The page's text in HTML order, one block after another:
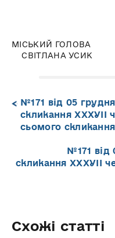
СВІТЛАНА УСИК
№171 від 05
скликання ХХХУІІ
сьомого
№171 від
скликання ХХХУІІ
Схожі статті